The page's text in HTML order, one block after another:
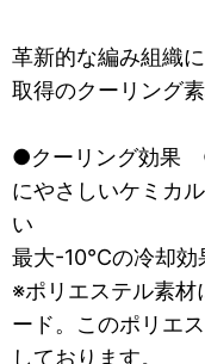
革新的な編み組織
取得のクーリング
●クーリング効果
にやさしいケミカ
い
最大-10℃の冷却効
※ポリエステル素材
ード。このポリエ
しております。